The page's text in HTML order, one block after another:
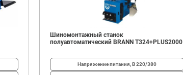
Шиномонтажный станок
полуавтоматический BRANN T324+PLUS2000
Напряжение питания, В220/380